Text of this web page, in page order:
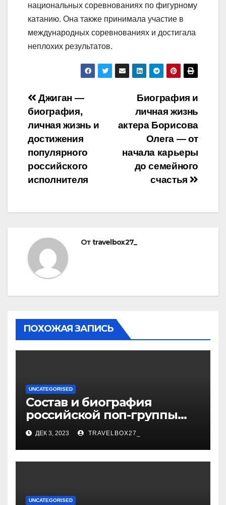
национальных соревнованиях по фигурному
катанию. Она также принимала участие в
международных соревнованиях и достигала
неплохих результатов.
Навигация
по
записям
Биография и
личная жизнь
актера Борисова
Олега — от
начала карьеры
до семейного
счастья
Джиган —
биография,
личная жизнь и
достижения
популярного
российского
исполнителя
Отtravelbox27_
ПОХОЖАЯ ЗАПИСЬ
UNCATEGORISED
Состав и биография
российской поп-группы
«Иванушки интернешнл»
— история успеха, музыка
и судьбы участников
ДЕК 3, 2023 TRAVELBOX27_
UNCATEGORISED